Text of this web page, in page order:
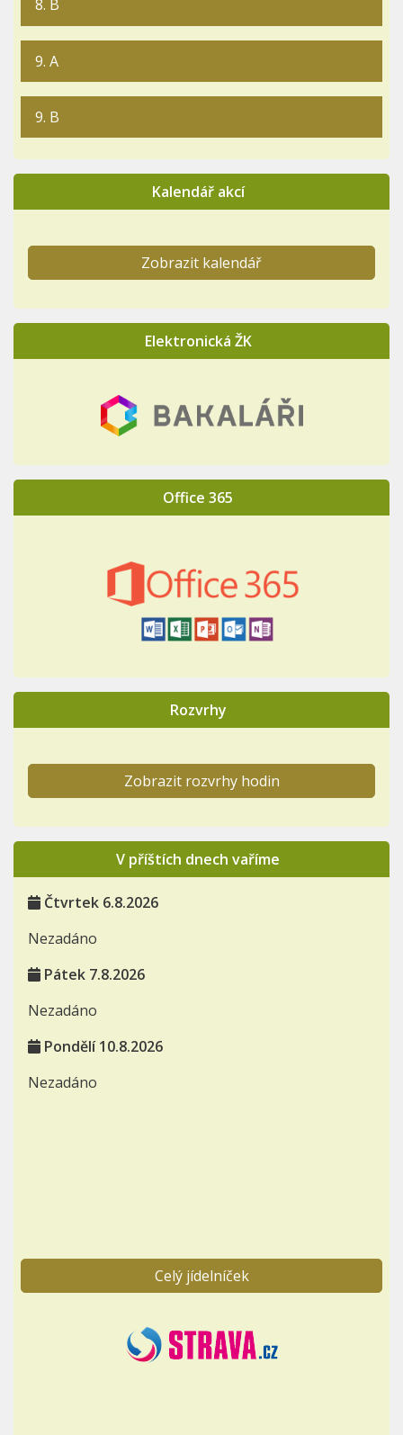
8. B
9. A
9. B
Kalendář akcí
Zobrazit kalendář
Elektronická ŽK
Office 365
Rozvrhy
Zobrazit rozvrhy hodin
V příštích dnech vaříme
Čtvrtek 6.8.2026
Nezadáno
Pátek 7.8.2026
Nezadáno
Pondělí 10.8.2026
Nezadáno
Celý jídelníček